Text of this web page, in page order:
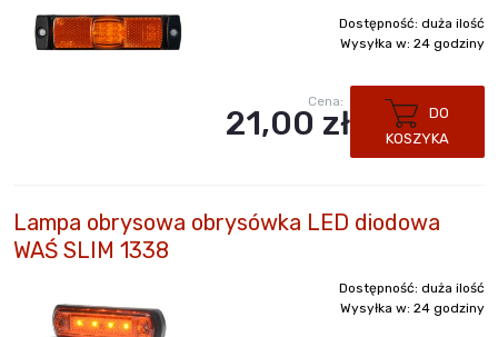
Dostępność: duża ilość
Wysyłka w: 24 godziny
Cena:
21,00 zł
DO
KOSZYKA
Lampa obrysowa obrysówka LED diodowa
WAŚ SLIM 1338
Dostępność: duża ilość
Wysyłka w: 24 godziny